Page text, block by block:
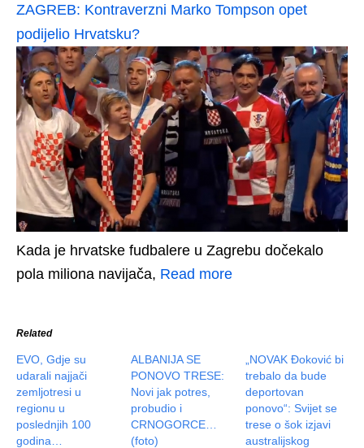
ZAGREB: Kontraverzni Marko Tompson opet
podijelio Hrvatsku?
Kada je hrvatske fudbalere u Zagrebu dočekalo
pola miliona navijača, Read more
Related
EVO, Gdje su
udarali najjači
zemljotresi u
regionu u
poslednjih 100
godina…
ALBANIJA SE
PONOVO TRESE:
Novi jak potres,
probudio i
CRNOGORCE…
(foto)
„NOVAK Đoković bi
trebalo da bude
deportovan
ponovo“: Svijet se
trese o šok izjavi
australijskog